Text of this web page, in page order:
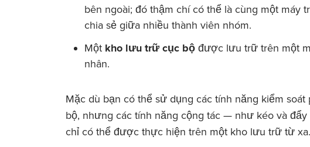
bên ngoài; đó thậm chí có thể là cùng một máy
chia sẻ giữa nhiều thành viên nhóm.
Một kho lưu trữ cục bộ được lưu trữ trên một
nhân.
Mặc dù bạn có thể sử dụng các tính năng kiểm
bộ, nhưng các tính năng cộng tác — như kéo và
chỉ có thể được thực hiện trên một kho lưu trữ từ xa.